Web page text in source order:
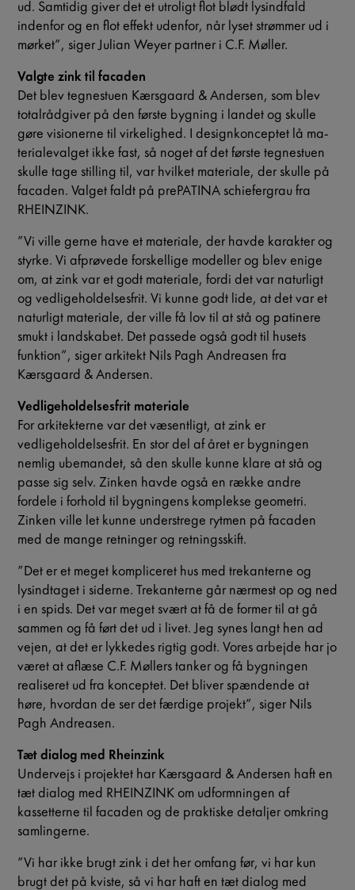
ud. Samtidig giver det et utroligt flot blødt lysindfald
indenfor og en flot effekt udenfor, når lyset strømmer ud i
mørket”, siger Julian Weyer partner i C.F. Møller.
Valgte zink til facaden
Det blev tegnestuen Kærsgaard & Andersen, som blev
totalrådgiver på den første bygning i landet og skulle
gøre visionerne til virkelighed. I designkonceptet lå ma-
terialevalget ikke fast, så noget af det første tegnestuen
skulle tage stilling til, var hvilket materiale, der skulle på
facaden. Valget faldt på prePATINA schiefergrau fra
RHEINZINK.
”Vi ville gerne have et materiale, der havde karakter og
styrke. Vi afprøvede forskellige modeller og blev enige
om, at zink var et godt materiale, fordi det var naturligt
og vedligeholdelsesfrit. Vi kunne godt lide, at det var et
naturligt materiale, der ville få lov til at stå og patinere
smukt i landskabet. Det passede også godt til husets
funktion”, siger arkitekt Nils Pagh Andreasen fra
Kærsgaard & Andersen.
Vedligeholdelsesfrit materiale
For arkitekterne var det væsentligt, at zink er
vedligeholdelsesfrit. En stor del af året er bygningen
nemlig ubemandet, så den skulle kunne klare at stå og
passe sig selv. Zinken havde også en række andre
fordele i forhold til bygningens komplekse geometri.
Zinken ville let kunne understrege rytmen på facaden
med de mange retninger og retningsskift.
”Det er et meget kompliceret hus med trekanterne og
lysindtaget i siderne. Trekanterne går nærmest op og ned
i en spids. Det var meget svært at få de former til at gå
sammen og få ført det ud i livet. Jeg synes langt hen ad
vejen, at det er lykkedes rigtig godt. Vores arbejde har jo
været at aflæse C.F. Møllers tanker og få bygningen
realiseret ud fra konceptet. Det bliver spændende at
høre, hvordan de ser det færdige projekt”, siger Nils
Pagh Andreasen.
Tæt dialog med Rheinzink
Undervejs i projektet har Kærsgaard & Andersen haft en
tæt dialog med RHEINZINK om udformningen af
kassetterne til facaden og de praktiske detaljer omkring
samlingerne.
”Vi har ikke brugt zink i det her omfang før, vi har kun
brugt det på kviste, så vi har haft en tæt dialog med